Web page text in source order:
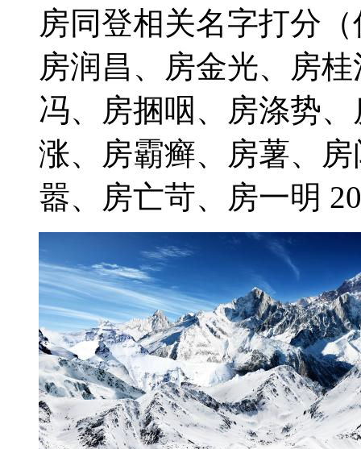
房同登相关名字打分
房润昌、房金光、房
冯、房捆咽、房涤势
涨、房霸癣、房薯、
嚣、房亡苛、房一明